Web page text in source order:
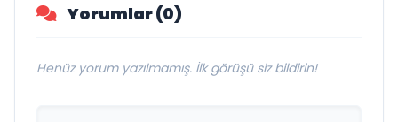
Yorumlar (0)
Henüz yorum yazılmamış. İlk görüşü siz bildirin!